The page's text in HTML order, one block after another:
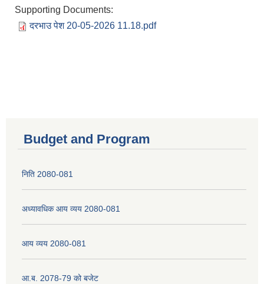
Supporting Documents:
दरभाउ पेश 20-05-2026 11.18.pdf
Budget and Program
निति 2080-081
अध्यावधिक आय व्यय 2080-081
आय व्यय 2080-081
आ.ब. 2078-79 को बजेट